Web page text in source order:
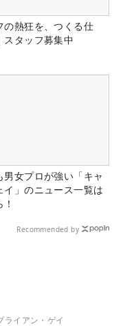
の熱狂を、つくる仕
スタッフ募集中
男女プロが強い「キャ
イ」のニュース一覧は
Recommended by
ライアン・ゲイ